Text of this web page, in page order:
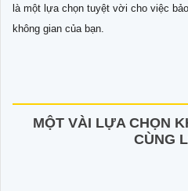
là một lựa chọn tuyệt vời cho việc
không gian của bạn.
MỘT VÀI LỰA CHỌN
CÙNG